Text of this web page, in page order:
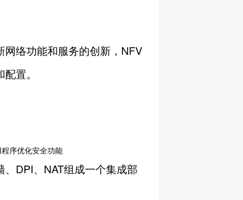
络功能和服务的创新，NFV
置。
序优化安全功能
DPI、NAT组成一个集成部